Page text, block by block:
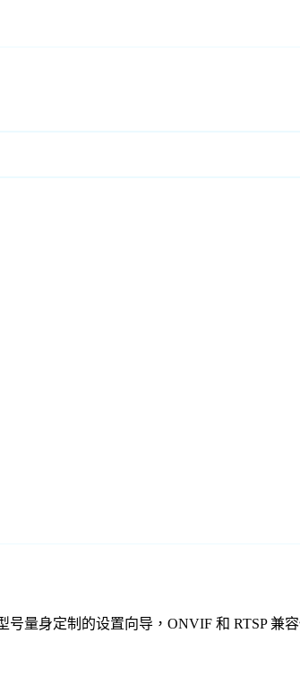
量身定制的设置向导，ONVIF 和 RTSP